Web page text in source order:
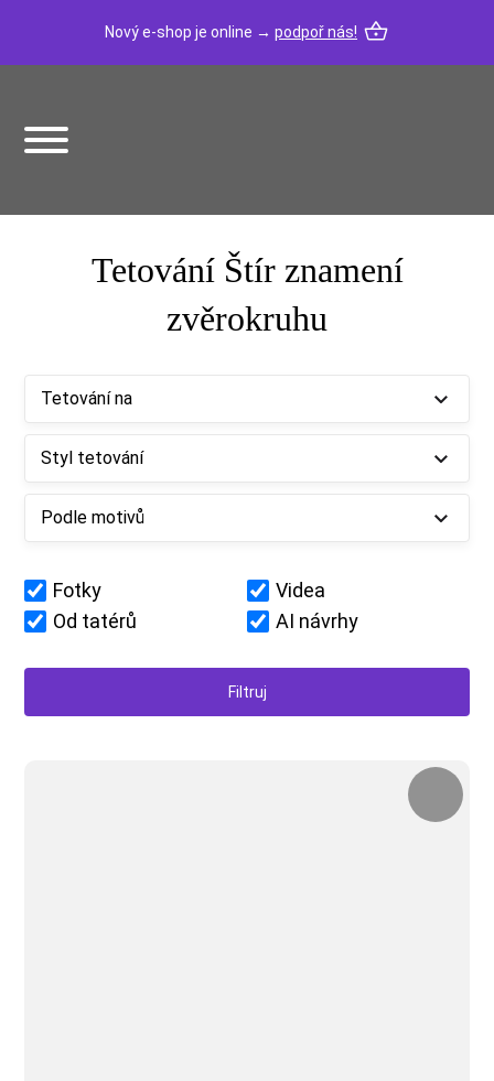
Nový e-shop je online → podpoř nás!
Tetování Štír znamení
zvěrokruhu
Tetování na
Styl tetování
Podle motivů
Fotky
Videa
Od tatérů
AI návrhy